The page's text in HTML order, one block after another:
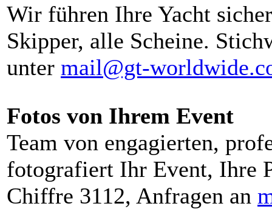
Wir führen Ihre Yacht
Skipper, alle Scheine.
unter mail@gt-
Fotos von Ihrem Event
Team von engagierten,
fotografiert Ihr Event, Ihre
Chiffre 3112, Anfragen an